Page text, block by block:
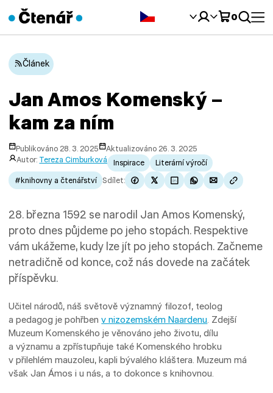
0
Článek
Jan Amos Komenský –
kam za ním
Publikováno 28. 3. 2025
Aktualizováno 26. 3. 2025
Autor: Tereza Cimburková Inspirace
Literární výročí
#knihovny a čtenářství
Sdílet:
28. března 1592 se narodil Jan Amos Komenský,
proto dnes půjdeme po jeho stopách. Respektive
vám ukážeme, kudy lze jít po jeho stopách. Začneme
netradičně od konce, což nás dovede na začátek
příspěvku.
Učitel národů, náš světově významný filozof, teolog
a pedagog je pohřbenv nizozemském Naardenu . Zdejší
Muzeum Komenského je věnováno jeho životu, dílu
a významu a zpřístupňuje také Komenského hrobku
v přilehlém mauzoleu, kapli bývalého kláštera. Muzeum má
však Jan Ámos i u nás, a to dokonce s knihovnou.